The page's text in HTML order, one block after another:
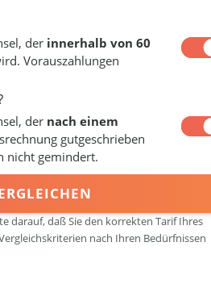
der innerhalb von 60
Vorauszahlungen
der nach einem
gutgeschrieben
nicht gemindert.
darauf, daß Sie den korrekten Tarif Ihres
nach Ihren Bedürfnissen